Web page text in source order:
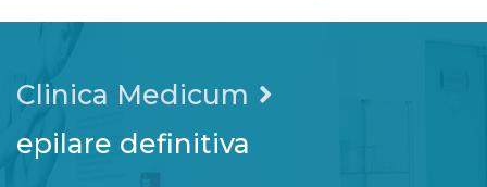
Clinica Medicum
epilare definitiva